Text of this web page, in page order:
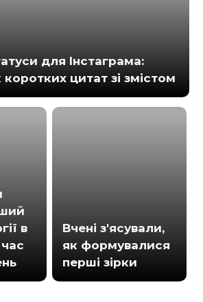
для Інстаграма:
цитат зі змістом
в
Вчені з'ясували,
як формувалися
перші зірки